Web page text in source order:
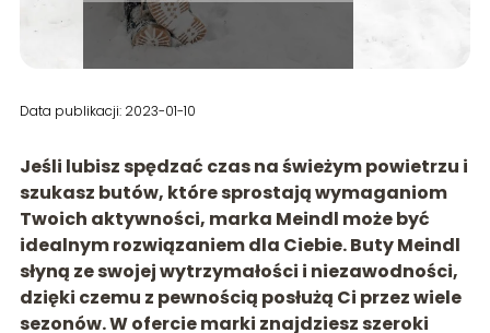
Data publikacji: 2023-01-10
Jeśli lubisz spędzać czas na świeżym powietrzu i
szukasz butów, które sprostają wymaganiom
Twoich aktywności, marka Meindl może być
idealnym rozwiązaniem dla Ciebie. ButyMeindl
słyną ze swojej wytrzymałości i niezawodności,
dzięki czemu z pewnością posłużą Ci przez wiele
sezonów. W ofercie marki znajdziesz szeroki